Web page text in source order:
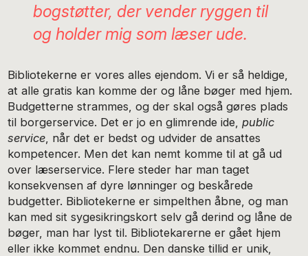
bogstøtter, der vender ryggen til
og holder mig som læser ude.
Bibliotekerne er vores alles ejendom. Vi er så heldige,
at alle gratis kan komme der og låne bøger med hjem.
Budgetterne strammes, og der skal også gøres plads
til borgerservice. Det er jo en glimrende ide,public
service , når det er bedst og udvider de ansattes
kompetencer. Men det kan nemt komme til at gå ud
over læserservice. Flere steder har man taget
konsekvensen af dyre lønninger og beskårede
budgetter. Bibliotekerne er simpelthen åbne, og man
kan med sit sygesikringskort selv gå derind og låne de
bøger, man har lyst til. Bibliotekarerne er gået hjem
eller ikke kommet endnu. Den danske tillid er unik,